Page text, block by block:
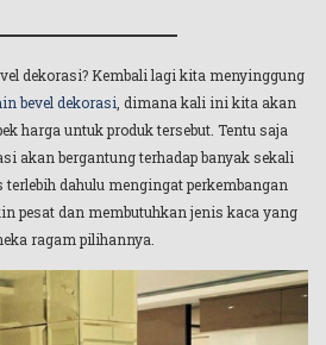
dekorasi? Kembali lagi kita menyinggung
bevel dekorasi , dimana kali ini kita akan
harga untuk produk tersebut. Tentu saja
akan bergantung terhadap banyak sekali
dahulu mengingat perkembangan
pesat dan membutuhkan jenis kaca yang
ragam pilihannya.